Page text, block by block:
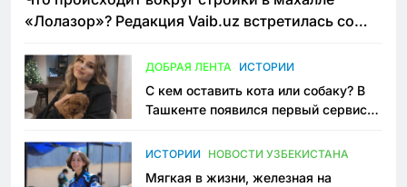
«Лолазор»? Редакция Vaib.uz встретилась со
ДОБРАЯ ЛЕНТА ИСТОРИИ
С кем оставить кота или собаку? В
Ташкенте появился первый сервис
ИСТОРИИ НОВОСТИ УЗБЕКИСТАНА
Мягкая в жизни, железная на